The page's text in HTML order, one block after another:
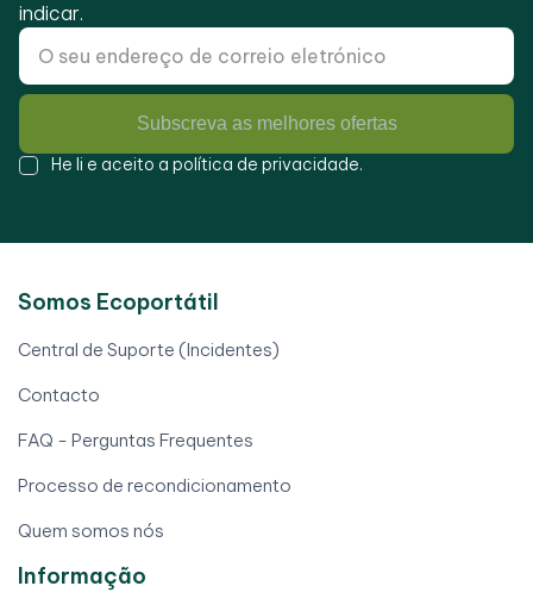
indicar.
Subscreva as melhores ofertas
He li e aceito a política de privacidade.
Somos Ecoportátil
Central de Suporte (Incidentes)
Contacto
FAQ - Perguntas Frequentes
Processo de recondicionamento
Quem somos nós
Informação